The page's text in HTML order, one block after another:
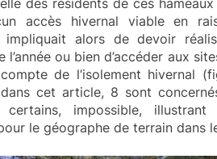
des résidents de ces
accès hivernal viable en
impliquait alors de devoir
l’année ou bien d’accéder aux
de l’isolement hivernal
dans cet article, 8 sont
impossible, illustrant
le géographe de terrain dans